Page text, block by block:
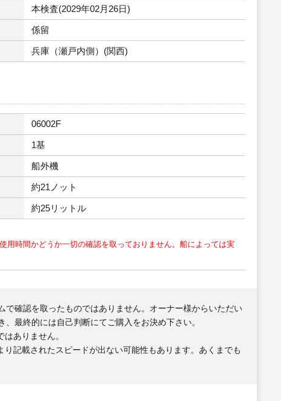
本検査(2029年02月26日)
係留
兵庫（瀬戸内側）(関西)
06002F
1基
船外機
約21ノット
約25リットル
時間かどうか一切の確認を取っておりません。船によっては実
確認を取ったものではありません。オーナー様からいただい
最終的には自己判断にてご購入をお決め下さい。
ありません。
記載されたスピードが出ない可能性もあります。あくまでも